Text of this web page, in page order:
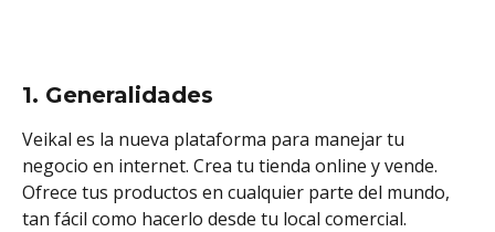
1. Generalidades
Veikal es la nueva plataforma para manejar tu
negocio en internet. Crea tu tienda online y vende.
Ofrece tus productos en cualquier parte del mundo,
tan fácil como hacerlo desde tu local comercial.